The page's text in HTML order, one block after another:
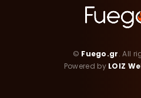
© Fuego.gr. All
Powered by LOIZ